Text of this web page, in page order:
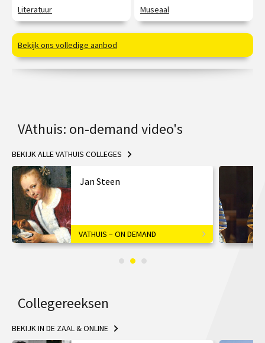
Literatuur Museaal
Bekijk ons volledige aanbod
VAthuis: on-demand video's
Jan Steen
VATHUIS – ON DEMAND
BEKIJK ALLE VATHUIS COLLEGES
Collegereeksen
BEKIJK IN DE ZAAL & ONLINE